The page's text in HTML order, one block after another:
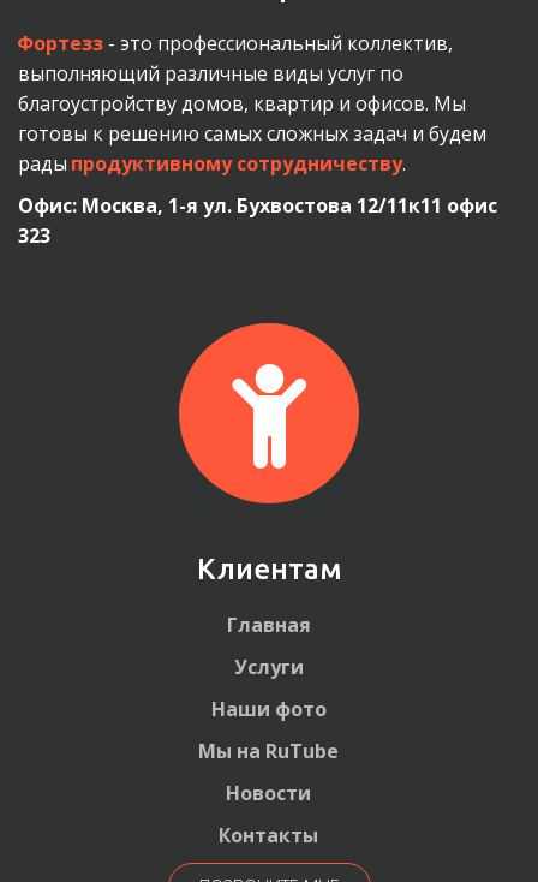
Фортезз - это профессиональный коллектив,
выполняющий различные виды услуг по
благоустройству домов, квартир и офисов. Мы
готовы к решению самых сложных задач и будем
рады продуктивному сотрудничеству.
Офис: Москва, 1-я ул. Бухвостова 12/11к11 офис
323
Клиентам
Главная
Услуги
Наши фото
Мы на RuTube
Новости
Контакты